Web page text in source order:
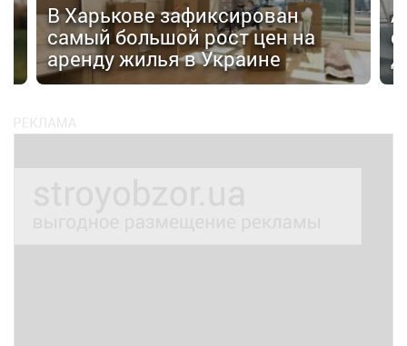
В Харькове зафиксирован
самый большой рост цен на
аренду жилья в Украине